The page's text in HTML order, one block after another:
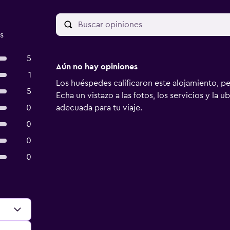
5
1
5
0
0
0
0
Aún no hay opiniones
Los huéspedes calificaron este alojamiento,
Echa un vistazo a las fotos, los servicios y la
adecuada para tu viaje.